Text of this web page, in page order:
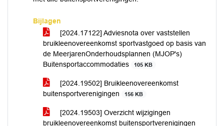
Bijlagen
[2024.17122] Adviesnota over vaststellen
bruikleenovereenkomst sportvastgoed op basis van
de MeerjarenOnderhoudsplannen (MJOP's)
Buitensportaccommodaties
105 KB
[2024.19502] Bruikleenovereenkomst
buitensportverenigingen
156 KB
[2024.19503] Overzicht wijzigingen
bruikleenovereenkomst buitensportverenigingen